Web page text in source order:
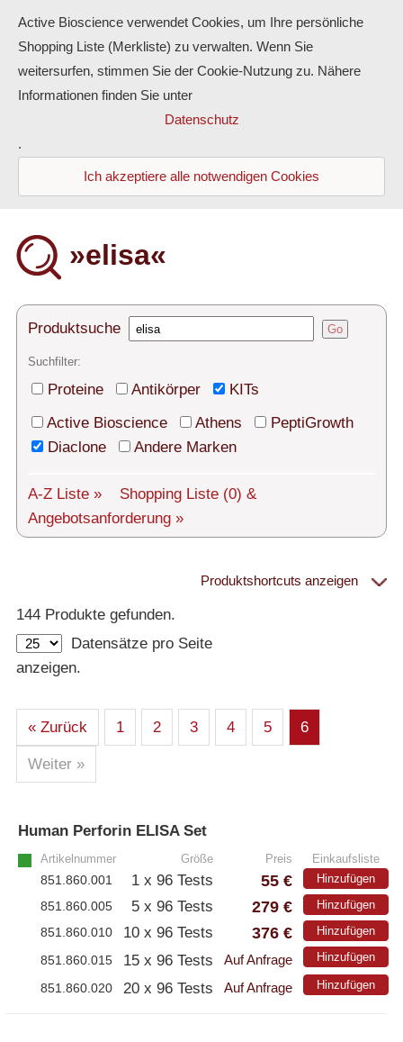
Antikörper
ELISA-Kits
Diaclone Produkte
Home
Produkte
Kontakt
Versand
Über uns
Service
Login
English
»elisa«
Produktsuche Go
Suchfilter:
Proteine Antikörper
KITs
Active Bioscience
Athens
PeptiGrowth
Diaclone
Andere Marken
A-Z Liste » Shopping Liste (0) &
Angebotsanforderung »
Proteine
– Alle Proteine
– Human
– Cell culture tested premium (cct-premium)
– Proteine
– Antikörper
– Immunoglobulin (Ig)
PeptiGrowth
Produktshortcuts anzeigen
144 Produkte gefunden.
Datensätze pro Seite
anzeigen.
« Zurück 1 2 3 4 5 6
Weiter »
Human Perforin ELISA Set
Artikelnummer Größe Preis Einkaufsliste
851.860.001 1 x 96 Tests 55 € Hinzufügen
851.860.005 5 x 96 Tests 279 € Hinzufügen
851.860.010 10 x 96 Tests 376 € Hinzufügen
851.860.015 15 x 96 Tests Auf Anfrage Hinzufügen
851.860.020 20 x 96 Tests Auf Anfrage Hinzufügen
Active Bioscience verwendet Cookies, um Ihre persönliche
Shopping Liste (Merkliste) zu verwalten. Wenn Sie
weitersurfen, stimmen Sie der Cookie-Nutzung zu. Nähere
Informationen finden Sie unter
Datenschutz
.
Ich akzeptiere alle notwendigen Cookies